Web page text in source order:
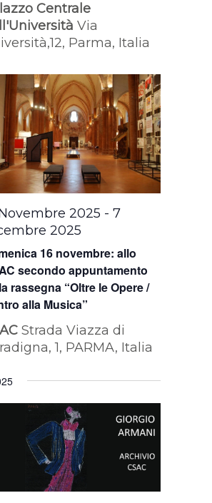
Centrale
Via
Parma, Italia
16 novembre: allo
secondo appuntamento
rassegna “Oltre le Opere /
alla Musica”
2025 -7
2025
Strada Viazza di
1, PARMA, Italia